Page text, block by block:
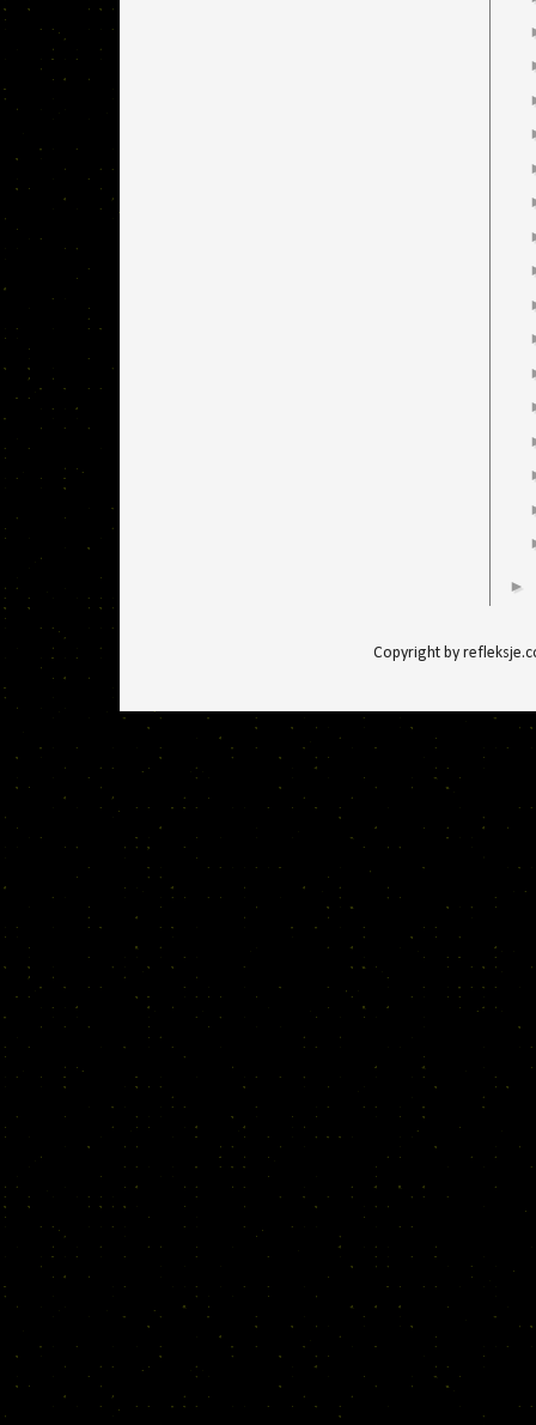
►
Copyright by